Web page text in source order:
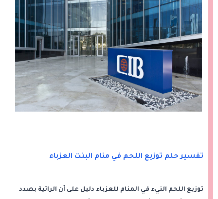
تفسير حلم توزيع اللحم في منام البنت العزباء
توزيع اللحم النيء في المنام للعزباء دليل على أن الرائية بصدد